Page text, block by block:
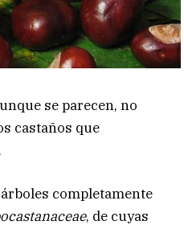
se parecen, no
castaños que
completamente
, de cuyas